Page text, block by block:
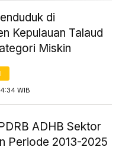
di
Kepulauan Talaud
Miskin
WIB
ADHB Sektor
Periode 2013-2025